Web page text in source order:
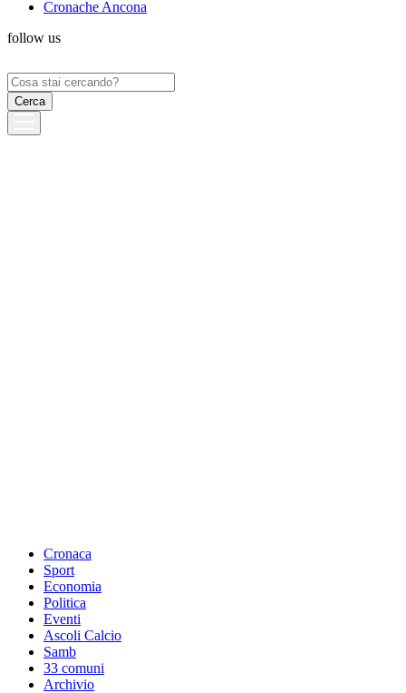
Cronache Ancona
follow us
Ricerca
per:
Cronaca
Sport
Economia
Politica
Eventi
Ascoli Calcio
Samb
33 comuni
Archivio